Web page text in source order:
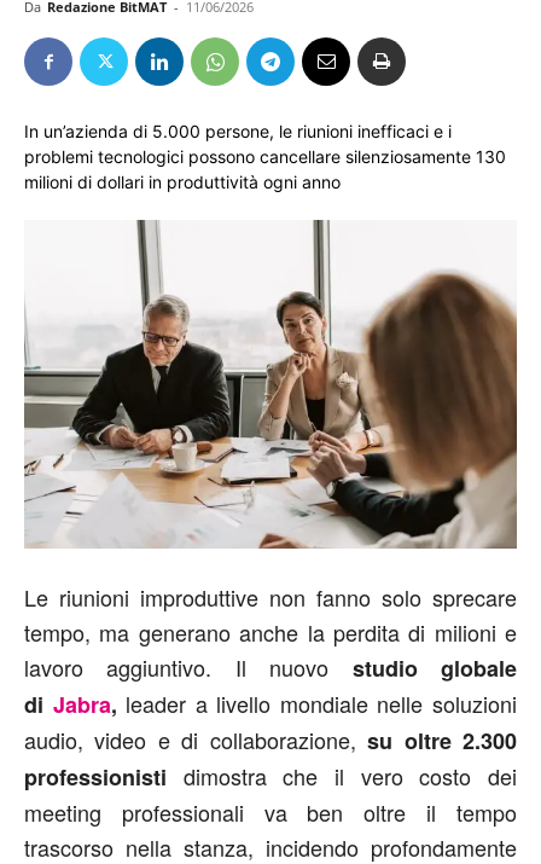
Da Redazione BitMAT - 11/06/2026
In un’azienda di 5.000 persone, le riunioni inefficaci e i
problemi tecnologici possono cancellare silenziosamente 130
milioni di dollari in produttività ogni anno
Le riunioni improduttive non fanno solo sprecare
tempo, ma generano anche la perdita di milioni e
lavoro aggiuntivo. Il nuovo studio globale
di Jabra, leader a livello mondiale nelle soluzioni
audio, video e di collaborazione,su oltre 2.300
professionisti dimostra che il vero costo dei
meeting professionali va ben oltre il tempo
trascorso nella stanza, incidendo profondamente